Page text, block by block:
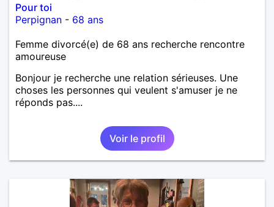
Pour toi
Perpignan - 68 ans
Femme divorcé(e) de 68 ans recherche rencontre
amoureuse
Bonjour je recherche une relation sérieuses. Une
choses les personnes qui veulent s'amuser je ne
réponds pas....
Voir le profil